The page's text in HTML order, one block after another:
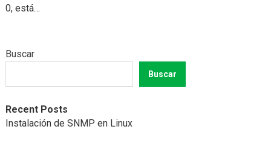
0, está…
Buscar
Buscar
Recent Posts
Instalación de SNMP en Linux